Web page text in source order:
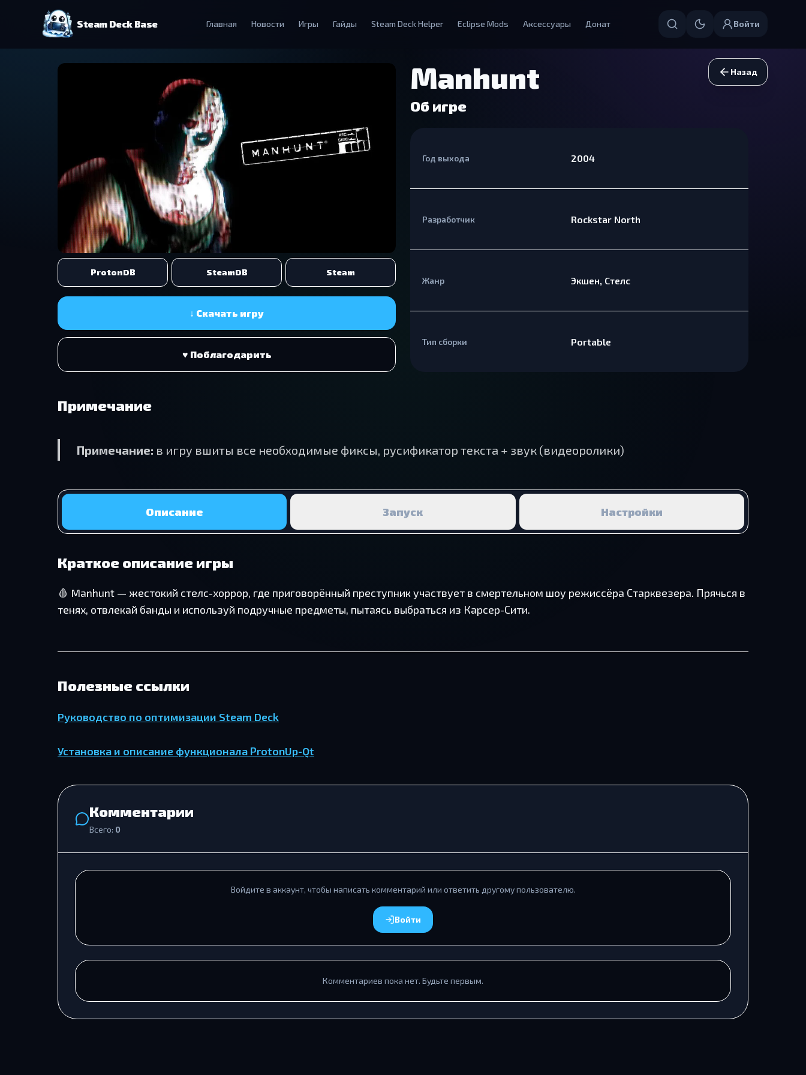
Steam Deck Base Главная Новости Игры Гайды Steam Deck Helper Eclipse Mods Аксессуары Донат Войти
Назад
ProtonDB SteamDB Steam
↓ Скачать игру
♥ Поблагодарить
Manhunt
Об игре
Год выхода 2004
Разработчик Rockstar North
Жанр Экшен, Стелс
Тип сборки Portable
Примечание
Примечание: в игру вшиты все необходимые фиксы, русификатор текста + звук (видеоролики)
Описание Запуск Настройки
Краткое описание игры
🩸 Manhunt — жестокий стелс-хоррор, где приговорённый преступник участвует в смертельном шоу режиссёра Старквезера. Прячься в
тенях, отвлекай банды и используй подручные предметы, пытаясь выбраться из Карсер-Сити.
Полезные ссылки
Руководство по оптимизации Steam Deck
Установка и описание функционала ProtonUp-Qt
Комментарии
Всего: 0
Войдите в аккаунт, чтобы написать комментарий или ответить другому пользователю.
Войти
Комментариев пока нет. Будьте первым.